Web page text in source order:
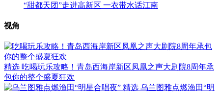
“甜都天团”走进高新区 一衣带水话江南
视角
精选 吃喝玩乐攻略！青岛西海岸新区凤凰之声大剧院8周年承
包你的整个盛夏狂欢
精选 乌兰图雅点燃渔田“明